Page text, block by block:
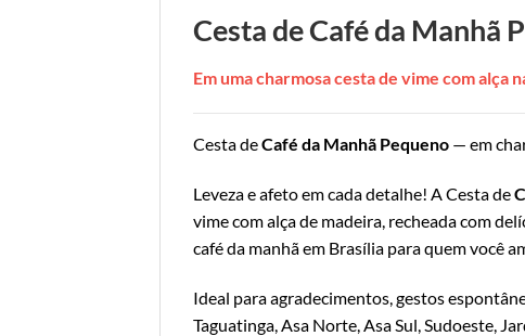
Cesta de Café da Manhã
Em uma charmosa cesta de vime com alça
Cesta deCafé da Manhã Pequeno — em
Leveza e afeto em cada detalhe! A Cesta de
vime com alça de madeira, recheada com
café da manhã em Brasília para quem você
Ideal para agradecimentos, gestos
Taguatinga, Asa Norte, Asa Sul, Sudoeste,